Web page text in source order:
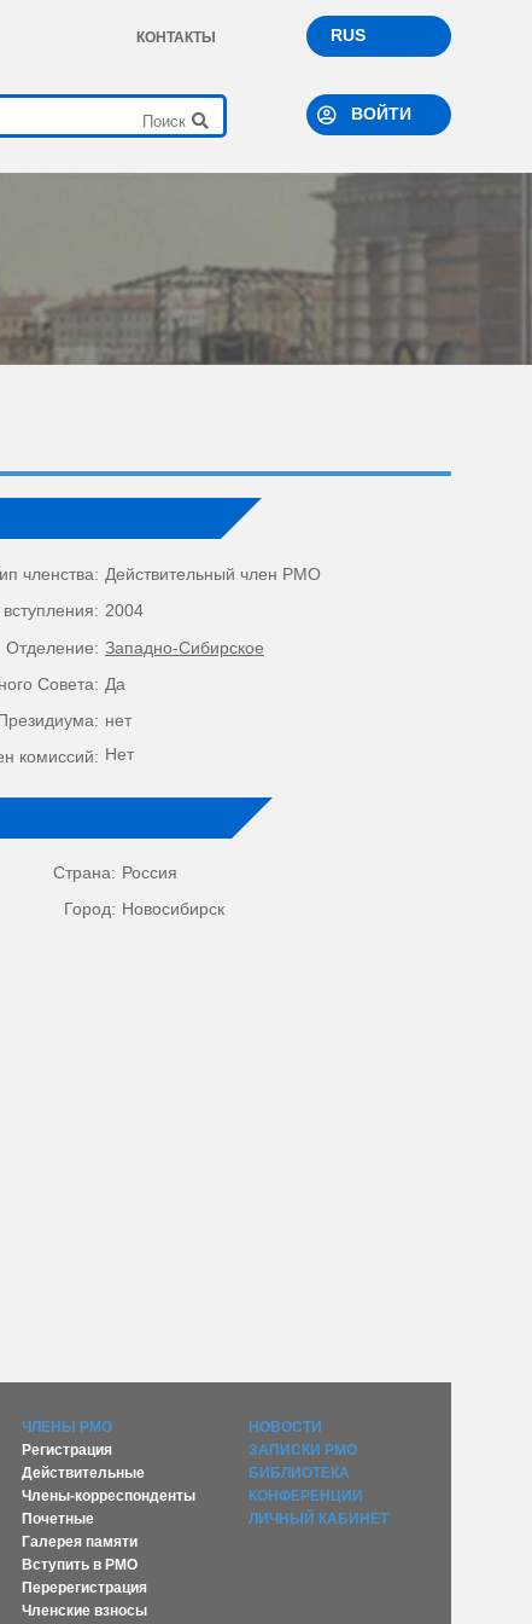
КОНТАКТЫ RUS
ВОЙТИ
членства: Действительный член РМО
вступления: 2004
Отделение: Западно-Сибирское
Совета: Да
нет
комиссий: Нет
Страна: Россия
Город: Новосибирск
ЧЛЕНЫ РМО
Регистрация
Действительные
Члены-корреспонденты
Почетные
Галерея памяти
Вступить в РМО
Перерегистрация
Членские взносы
НОВОСТИ
ЗАПИСКИ РМО
БИБЛИОТЕКА
КОНФЕРЕНЦИИ
ЛИЧНЫЙ КАБИНЕТ